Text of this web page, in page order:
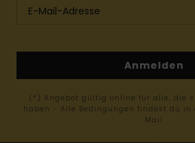
Anmelden
(*) Angebot gültig online für alle, die
haben - Alle Bedingungen findest du in
Mail